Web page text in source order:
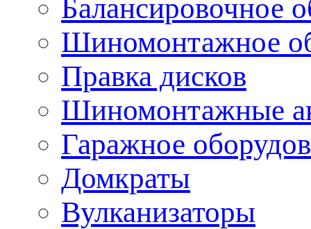
Балансировочное
Шиномонтажное
Правка дисков
Шиномонтажные
Гаражное
Домкраты
Вулканизаторы